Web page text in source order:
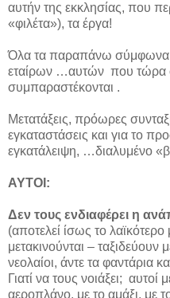
αυτήν της εκκλησίας, που
«φιλέτα»), τα έργα!
Όλα τα παραπάνω σύμφωνα
εταίρων …αυτών που τώρα
συμπαραστέκονται .
Μετατάξεις, πρόωρες
εγκαταστάσεις και για το
εγκατάλειψη, …διαλυμένο
ΑΥΤΟΙ:
Δεν τους ενδιαφέρει η
(αποτελεί ίσως το
μετακινούνται –
νεολαίοι, άντε τα φαντάρια
Γιατί να τους νοιάξει; αυτοί
αεροπλάνο, με το αμάξι, με